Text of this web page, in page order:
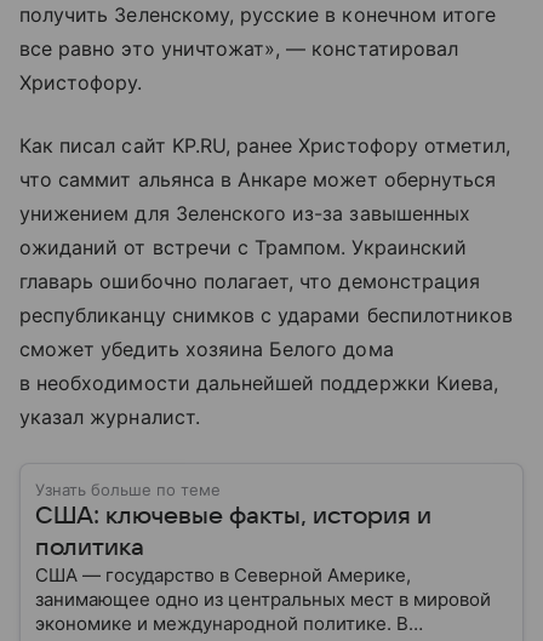
получить Зеленскому, русские в конечном итоге
все равно это уничтожат», — констатировал
Христофору.
Как писал сайт KP.RU, ранее Христофору отметил,
что саммит альянса в Анкаре может обернуться
унижением для Зеленского из-за завышенных
ожиданий от встречи с Трампом. Украинский
главарь ошибочно полагает, что демонстрация
республиканцу снимков с ударами беспилотников
сможет убедить хозяина Белого дома
в необходимости дальнейшей поддержки Киева,
указал журналист.
Узнать больше по теме
США: ключевые факты, история и
политика
США — государство в Северной Америке,
занимающее одно из центральных мест в мировой
экономике и международной политике. В